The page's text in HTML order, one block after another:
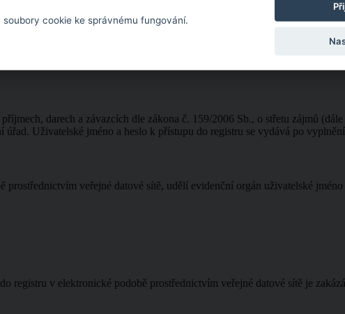
darech a závazcích dle zákona č. 159/2006 Sb., o střetu zájmů
Uživatelské jméno a heslo k přístupu do registru se vydává po
veřejné datové sítě, udělí evidenční orgán uživatelské
registru v elektronické podobě prostřednictvím veřejné datové sítě je
cookie ke správnému fungování.